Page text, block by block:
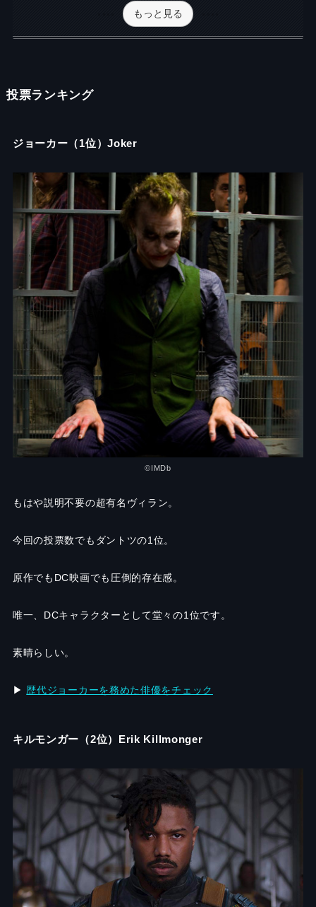
もっと見る
投票ランキング
ジョーカー（1位）Joker
©IMDb
もはや説明不要の超有名ヴィラン。
今回の投票数でもダントツの1位。
原作でもDC映画でも圧倒的存在感。
唯一、DCキャラクターとして堂々の1位です。
素晴らしい。
▶︎ 歴代ジョーカーを務めた俳優をチェック
キルモンガー（2位）Erik Killmonger